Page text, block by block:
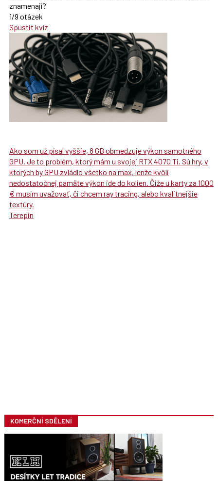
znamenají?
1/9 otázek
Spustit kvíz
Ako som už písal vyššie, 8 GB obmedzuje výkon samotného
GPU. Je to problém, ktorý mám u svojej RTX 4070 Ti. Sú hry, v
ktorých by GPU zvládlo všetko na max, lenže kvôli
nedostatočnej pamäte výkon ide do kolien. Čiže u karty za 1000
€ musím uvažovať, či chcem ray tracing, alebo kvalitnejšie
textúry.
Terepin
KOMERČNÍ SDĚLENÍ